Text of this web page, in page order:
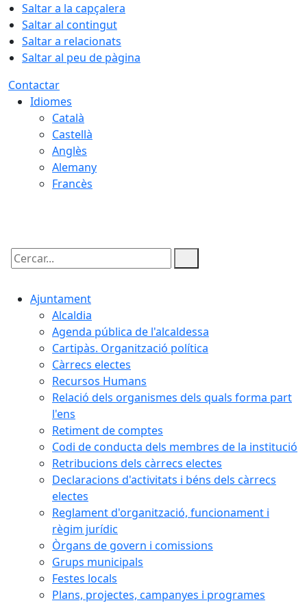
Saltar a la capçalera
Saltar al contingut
Saltar a relacionats
Saltar al peu de pàgina
Contactar
Idiomes
Català
Castellà
Anglès
Alemany
Francès
Cercar:
Ajuntament
Alcaldia
Agenda pública de l'alcaldessa
Cartipàs. Organització política
Càrrecs electes
Recursos Humans
Relació dels organismes dels quals forma part
l'ens
Retiment de comptes
Codi de conducta dels membres de la institució
Retribucions dels càrrecs electes
Declaracions d'activitats i béns dels càrrecs
electes
Reglament d'organització, funcionament i
règim jurídic
Òrgans de govern i comissions
Grups municipals
Festes locals
Plans, projectes, campanyes i programes